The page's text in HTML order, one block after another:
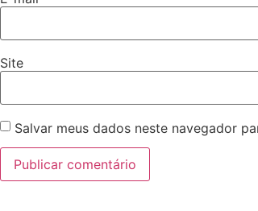
Site
Salvar meus dados neste navegador